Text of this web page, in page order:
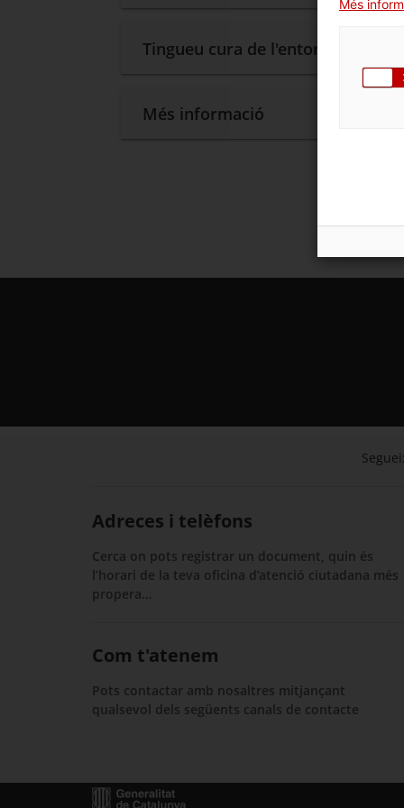
Tingueu cura de l'entorn
Més informació
Adreces i telèfons
Cerca on pots registrar un document, quin és
l’horari de la teva oficina d’atenció ciutadana més
propera…
Com t'atenem
Pots contactar amb nosaltres mitjançant
qualsevol dels següents canals de contacte
Més